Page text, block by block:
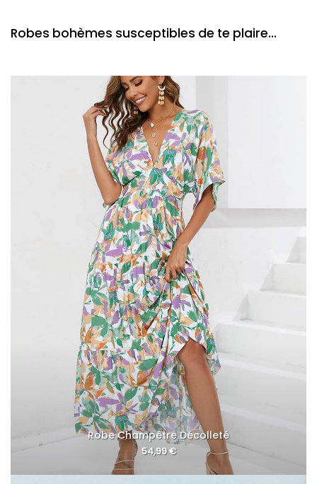
Robes bohèmes susceptibles de te plaire...
Robe Champêtre Décolleté
54,99€